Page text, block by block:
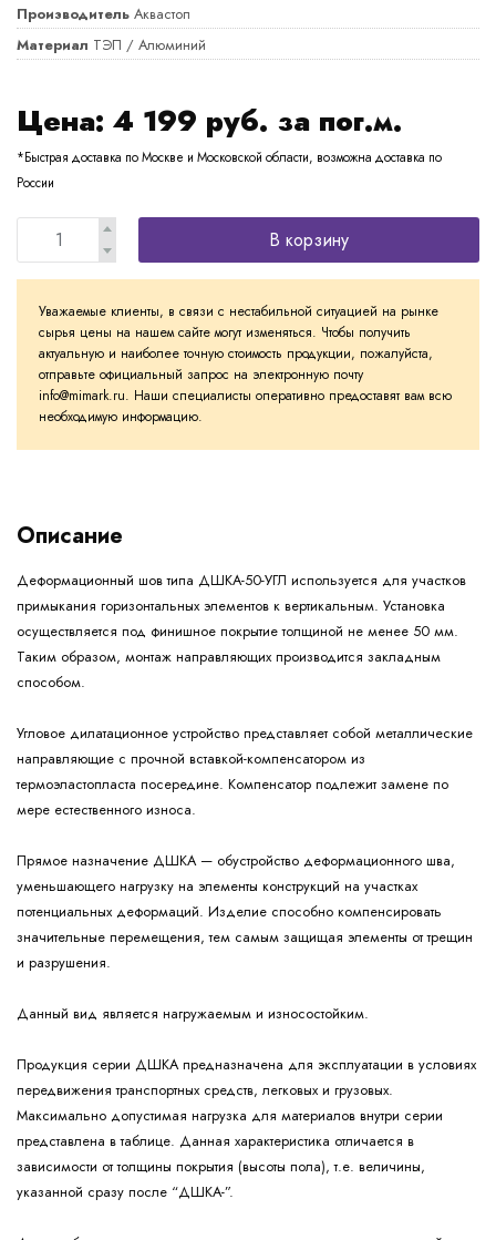
Производитель Аквастоп
Материал ТЭП / Алюминий
Цена: 4 199 руб. за пог.м.
*Быстрая доставка по Москве и Московской области, возможна доставка по
России
В корзину
Уважаемые клиенты, в связи с нестабильной ситуацией на рынке
сырья цены на нашем сайте могут изменяться. Чтобы получить
актуальную и наиболее точную стоимость продукции, пожалуйста,
отправьте официальный запрос на электронную почту
info@mimark.ru. Наши специалисты оперативно предоставят вам всю
необходимую информацию.
Описание
Деформационный шов типа ДШКА-50-УГЛ используется для участков
примыкания горизонтальных элементов к вертикальным. Установка
осуществляется под финишное покрытие толщиной не менее 50 мм.
Таким образом, монтаж направляющих производится закладным
способом.
Угловое дилатационное устройство представляет собой металлические
направляющие с прочной вставкой-компенсатором из
термоэластопласта посередине. Компенсатор подлежит замене по
мере естественного износа.
Прямое назначение ДШКА — обустройство деформационного шва,
уменьшающего нагрузку на элементы конструкций на участках
потенциальных деформаций. Изделие способно компенсировать
значительные перемещения, тем самым защищая элементы от трещин
и разрушения.
Данный вид является нагружаемым и износостойким.
Продукция серии ДШКА предназначена для эксплуатации в условиях
передвижения транспортных средств, легковых и грузовых.
Максимально допустимая нагрузка для материалов внутри серии
представлена в таблице. Данная характеристика отличается в
зависимости от толщины покрытия (высоты пола), т.е. величины,
указанной сразу после “ДШКА-”.